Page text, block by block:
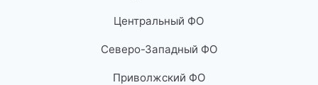
Центральный ФО
Северо-Западный ФО
Приволжский ФО